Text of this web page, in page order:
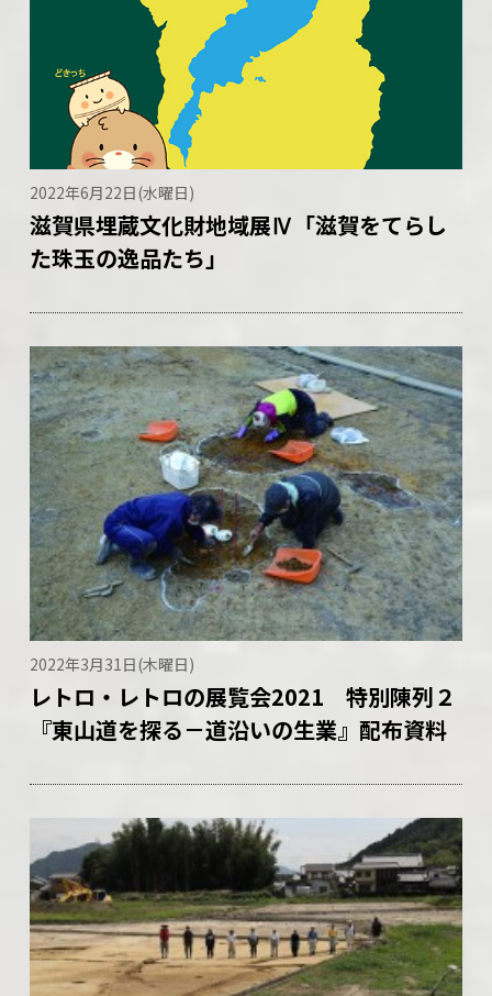
2022年6月22日(水曜日)
滋賀県埋蔵文化財地域展Ⅳ「滋賀をてらし
た珠玉の逸品たち」
2022年3月31日(木曜日)
レトロ・レトロの展覧会2021 特別陳列２
『東山道を探る－道沿いの生業』配布資料